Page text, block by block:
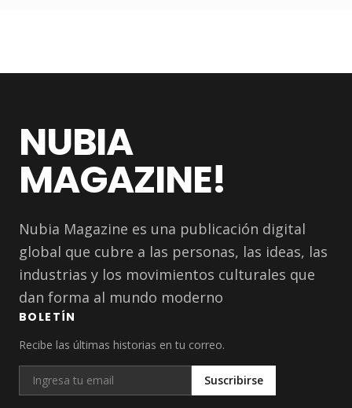
NUBIA
MAGAZINE!
Nubia Magazine es una publicación digital
global que cubre a las personas, las ideas, las
industrias y los movimientos culturales que
dan forma al mundo moderno
BOLETÍN
Recibe las últimas historias en tu correo.
Suscribirse